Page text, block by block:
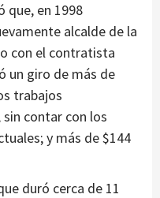
que, en 1998
alcalde de la
con el contratista
un giro de más de
trabajos
contar con los
y más de $144
duró cerca de 11